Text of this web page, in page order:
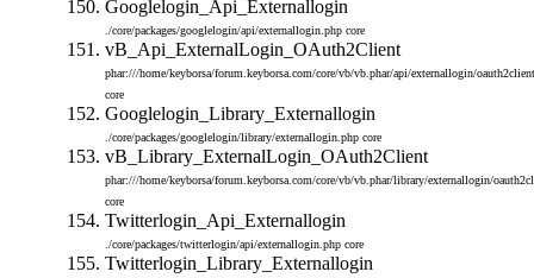
Googlelogin_Api_Externallogin
./core/packages/googlelogin/api/externallogin.php core
vB_Api_ExternalLogin_OAuth2Client
phar:///home/keyborsa/forum.keyborsa.com/core/vb/vb.phar/api/externallogin/
core
Googlelogin_Library_Externallogin
./core/packages/googlelogin/library/externallogin.php core
vB_Library_ExternalLogin_OAuth2Client
phar:///home/keyborsa/forum.keyborsa.com/core/vb/vb.phar/library/externallogin/
core
Twitterlogin_Api_Externallogin
./core/packages/twitterlogin/api/externallogin.php core
Twitterlogin_Library_Externallogin